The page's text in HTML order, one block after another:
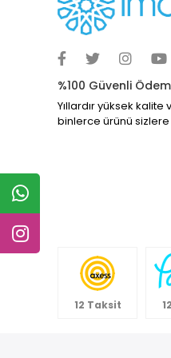
%100 Güvenli
Yıllardır yüksek
binlerce ürünü
12 Taksit